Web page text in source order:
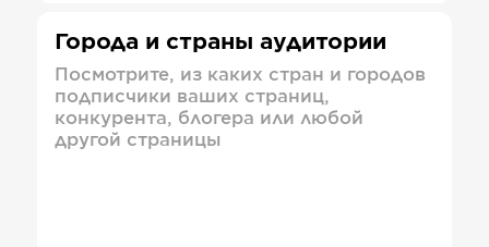
Города и страны аудитории
Посмотрите, из каких стран и городов
подписчики ваших страниц,
конкурента, блогера или любой
другой страницы